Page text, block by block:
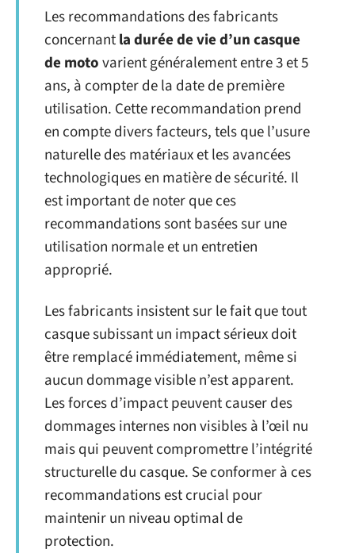
Les recommandations des fabricants
concernantla durée de vie d’un casque
de motovarient généralement entre 3 et 5
ans, à compter de la date de première
utilisation. Cette recommandation prend
en compte divers facteurs, tels que l’usure
naturelle des matériaux et les avancées
technologiques en matière de sécurité. Il
est important de noter que ces
recommandations sont basées sur une
utilisation normale et un entretien
approprié.
Les fabricants insistent sur le fait que tout
casque subissant un impact sérieux doit
être remplacé immédiatement, même si
aucun dommage visible n’est apparent.
Les forces d’impact peuvent causer des
dommages internes non visibles à l’œil nu
mais qui peuvent compromettre l’intégrité
structurelle du casque. Se conformer à ces
recommandations est crucial pour
maintenir un niveau optimal de
protection.